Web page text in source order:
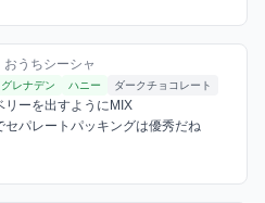
スを見る
うちシーシャ / 2026年2月21日
おうちシーシャ
バー
グレナデン ハニー ダークチョコレート
リーを出すようにMIX
セパレートパッキングは優秀だね